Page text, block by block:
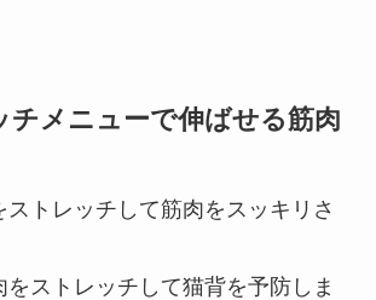
チメニューで伸ばせる筋肉
トレッチして筋肉をスッキリさ
をストレッチして猫背を予防しま